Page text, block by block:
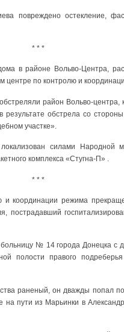
повреждено остекление,
* * *
в районе Вольво-Центра,
центре по контролю и
район Вольво-
обстрела со
участке».
силами
комплекса «Стугна-П» .
* * *
координации режима
пострадавший
№ 14 города Донецка с
полости правого
раненый, он дважды попал
пути из Марьинки в